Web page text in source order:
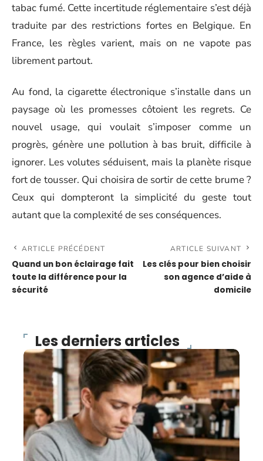
tabac fumé. Cette incertitude réglementaire s’est déjà
traduite par des restrictions fortes en Belgique. En
France, les règles varient, mais on ne vapote pas
librement partout.
Au fond, la cigarette électronique s’installe dans un
paysage où les promesses côtoient les regrets. Ce
nouvel usage, qui voulait s’imposer comme un
progrès, génère une pollution à bas bruit, difficile à
ignorer. Les volutes séduisent, mais la planète risque
fort de tousser. Qui choisira de sortir de cette brume ?
Ceux qui dompteront la simplicité du geste tout
autant que la complexité de ses conséquences.
ARTICLE PRÉCÉDENT
Quand un bon éclairage fait
toute la différence pour la
sécurité
ARTICLE SUIVANT
Les clés pour bien choisir
son agence d’aide à
domicile
Les derniers articles